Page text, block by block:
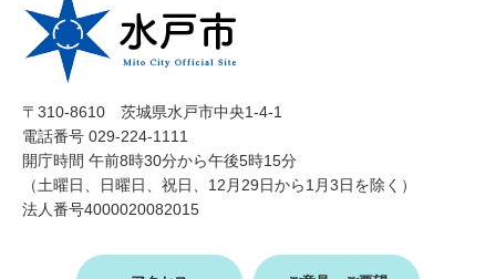
〒310-8610 茨城県水戸市中央1-4-1
電話番号 029-224-1111
開庁時間 午前8時30分から午後5時15分
（土曜日、日曜日、祝日、12月29日から1月3日を除く）
法人番号4000020082015